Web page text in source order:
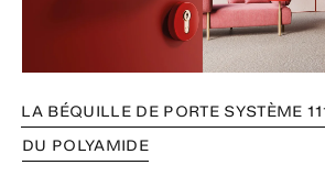
LA BÉQUILLE DE PORTE SYSTÈME
DU POLYAMIDE